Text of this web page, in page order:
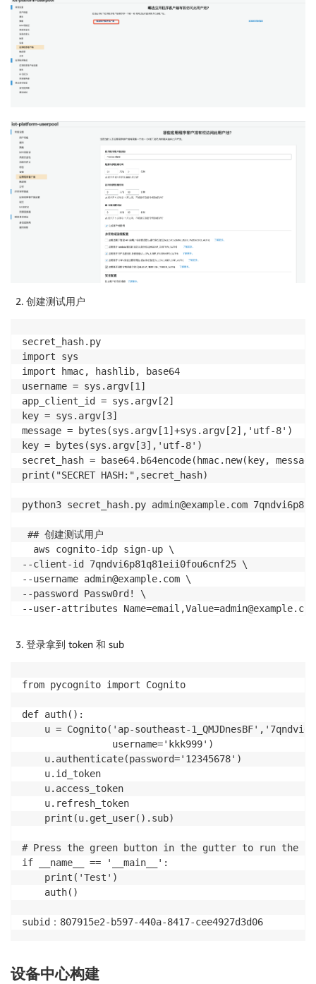
创建测试用户
secret_hash.py
import sys
import hmac, hashlib, base64
username = sys.argv[1]
app_client_id = sys.argv[2]
key = sys.argv[3]
message = bytes(sys.argv[1]+sys.argv[2],'utf-8')
key = bytes(sys.argv[3],'utf-8')
secret_hash = base64.b64encode(hmac.new(key,
print("SECRET HASH:",secret_hash)
python3 secret_hash.py admin@example.com
## 创建测试用户
  aws cognito-idp sign-up \
--client-id 7qndvi6p81q81eii0fou6cnf25 \
--username admin@example.com \
--password Passw0rd! \
--user-attributes
--region ap-southeast-1 \
--profile default
## confirm
--user-pool-id ap-southeast-1_QMJDnesBF \
--username admin@example.com \
--region ap-southeast-1 \
登录拿到 token 和 sub
from pycognito import Cognito
def auth():
u = Cognito('ap-southeast-
                username='kkk999')
    u.authenticate(password='12345678')
    u.id_token
    u.access_token
    u.refresh_token
    print(u.get_user().sub)
# Press the green button in the gutter to run the
if __name__ == '__main__':
    print('Test')
    auth()
设备中心构建